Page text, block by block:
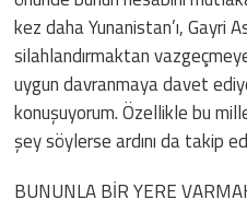
kez daha Yunanistan’ı, Gayri
silahlandırmaktan
uygun davranmaya davet
konuşuyorum. Özellikle bu
şey söylerse ardını da takip
BUNUNLA BİR YERE